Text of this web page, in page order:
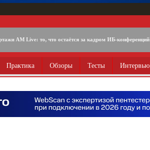
AM Live: то, что остаётся за кадром ИБ-конференций
Практика Обзоры Тесты Интервью